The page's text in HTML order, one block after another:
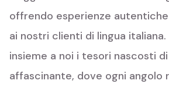
offrendo esperienze
ai nostri clienti di lingua
insieme a noi i tesori nascosti
affascinante, dove ogni angolo